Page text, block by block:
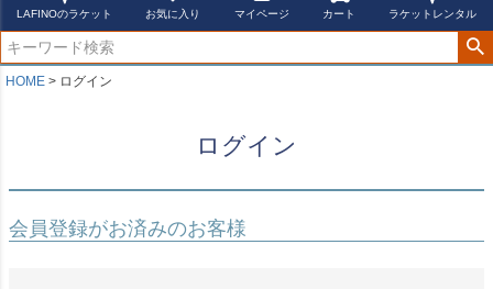
LAFINOのラケット お気に入り マイページ カート ラケットレンタル
HOME ログイン
ログイン
会員登録がお済みのお客様